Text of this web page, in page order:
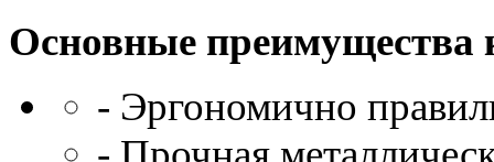
Основные преимущества
- Эргономично